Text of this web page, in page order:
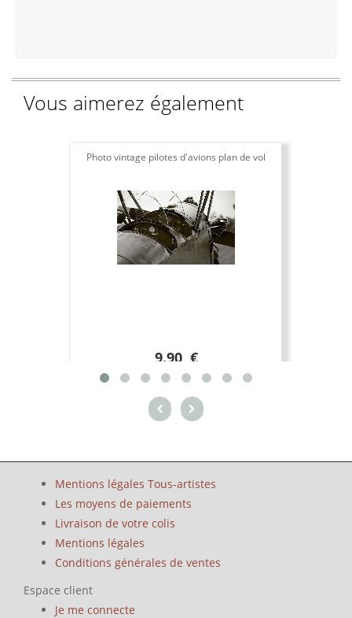
Vous aimerez également
Photo vintage pilotes d'avions plan de vol
9.90 €
Mentions légales Tous-artistes
Les moyens de paiements
Livraison de votre colis
Mentions légales
Conditions générales de ventes
Espace client
Je me connecte